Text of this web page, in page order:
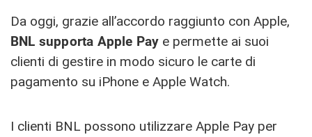
Da oggi, grazie all’accordo raggiunto con Apple,
BNL supporta Apple Pay e permette ai suoi
clienti di gestire in modo sicuro le carte di
pagamento su iPhone e Apple Watch.
I clienti BNL possono utilizzare Apple Pay per